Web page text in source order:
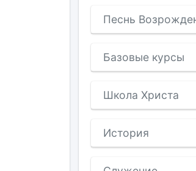
Песнь
Базовые курсы
Школа Христа
История